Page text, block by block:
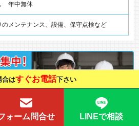
年中無休
のメンテナンス、設備、保守点検など
合はすぐお電話下さい
ォーム問合せ LINEで相談